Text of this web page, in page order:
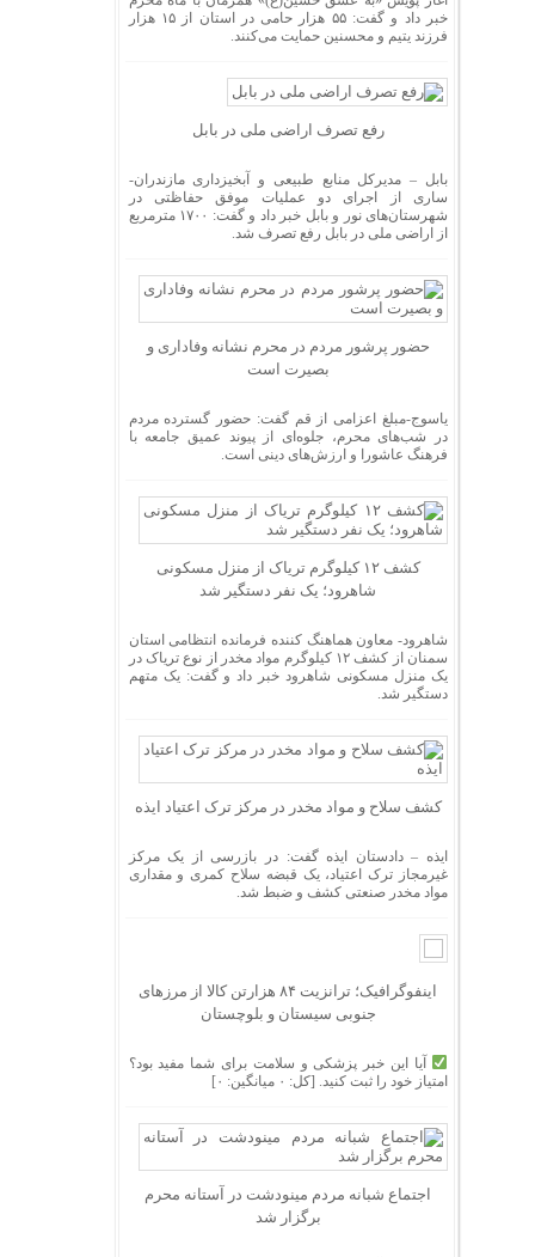
خبر داد و گفت: ۵۵ هزار حامی در استان از ۱۵ هزار
فرزند یتیم و محسنین حمایت می‌کنند.
رفع تصرف اراضی ملی در بابل
بابل – مدیرکل منابع طبیعی و آبخیزداری مازندران-
ساری از اجرای دو عملیات موفق حفاظتی در
شهرستان‌های نور و بابل خبر داد و گفت: ۱۷۰۰ مترمربع
از اراضی ملی در بابل رفع تصرف شد.
حضور پرشور مردم در محرم نشانه وفاداری و
بصیرت است
یاسوج-مبلغ اعزامی از قم گفت: حضور گسترده مردم
در شب‌های محرم، جلوه‌ای از پیوند عمیق جامعه با
فرهنگ عاشورا و ارزش‌های دینی است.
کشف ۱۲ کیلوگرم تریاک از منزل مسکونی
شاهرود؛ یک نفر دستگیر شد
شاهرود- معاون هماهنگ کننده فرمانده انتظامی استان
سمنان از کشف ۱۲ کیلوگرم مواد مخدر از نوع تریاک در
یک منزل مسکونی شاهرود خبر داد و گفت: یک متهم
دستگیر شد.
کشف سلاح و مواد مخدر در مرکز ترک اعتیاد ایذه
ایذه – دادستان ایذه گفت: در بازرسی از یک مرکز
غیرمجاز ترک اعتیاد، یک قبضه سلاح کمری و مقداری
مواد مخدر صنعتی کشف و ضبط شد.
اینفوگرافیک؛ ترانزیت ۸۴ هزارتن کالا از مرزهای
جنوبی سیستان و بلوچستان
آیا این خبر پزشکی و سلامت برای شما مفید بود؟
امتیاز خود را ثبت کنید. [کل: ۰ میانگین: ۰]
اجتماع شبانه مردم مینودشت در آستانه محرم
برگزار شد